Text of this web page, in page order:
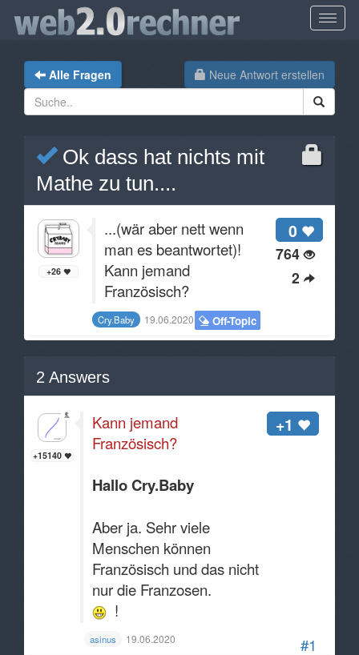
Neue Antwort erstellen
Alle Fragen
Ok dass hat nichts mit
Mathe zu tun....
0
764
2
+26
...(wär aber nett wenn
man es beantwortet)!
Kann jemand
Französisch?
Off-Topic
Cry.Baby 19.06.2020
2 Answers
#1
+15140
+1
Kann jemand
Französisch?
Hallo Cry.Baby
Aber ja. Sehr viele
Menschen können
Französisch und das nicht
nur die Franzosen.
!
asinus 19.06.2020